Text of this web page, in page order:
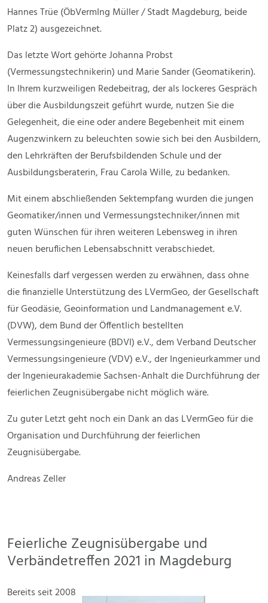
Hannes Trüe (ÖbVermIng Müller / Stadt Magdeburg, beide
Platz 2) ausgezeichnet.
Das letzte Wort gehörte Johanna Probst
(Vermessungstechnikerin) und Marie Sander (Geomatikerin).
In Ihrem kurzweiligen Redebeitrag, der als lockeres Gespräch
über die Ausbildungszeit geführt wurde, nutzen Sie die
Gelegenheit, die eine oder andere Begebenheit mit einem
Augenzwinkern zu beleuchten sowie sich bei den Ausbildern,
den Lehrkräften der Berufsbildenden Schule und der
Ausbildungsberaterin, Frau Carola Wille, zu bedanken.
Mit einem abschließenden Sektempfang wurden die jungen
Geomatiker/innen und Vermessungstechniker/innen mit
guten Wünschen für ihren weiteren Lebensweg in ihren
neuen beruflichen Lebensabschnitt verabschiedet.
Keinesfalls darf vergessen werden zu erwähnen, dass ohne
die finanzielle Unterstützung des LVermGeo, der Gesellschaft
für Geodäsie, Geoinformation und Landmanagement e.V.
(DVW), dem Bund der Öffentlich bestellten
Vermessungsingenieure (BDVI) e.V., dem Verband Deutscher
Vermessungsingenieure (VDV) e.V., der Ingenieurkammer und
der Ingenieurakademie Sachsen-Anhalt die Durchführung der
feierlichen Zeugnisübergabe nicht möglich wäre.
Zu guter Letzt geht noch ein Dank an das LVermGeo für die
Organisation und Durchführung der feierlichen
Zeugnisübergabe.
Andreas Zeller
Feierliche Zeugnisübergabe und
Verbändetreffen 2021 in Magdeburg
Bereits seit 2008